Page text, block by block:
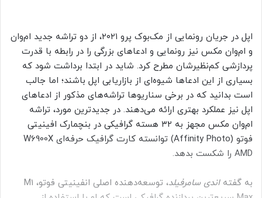
اپل در جریان رونمایی از مک‌بوک پرو ۲۰۲۱، از دو تراشه جدید ام‌وان
و ام‌وان مکس نیز رونمایی و ادعاهای بزرگی را در رابطه با قدرت
پردازشی کم‌نظیرشان مطرح کرد. شاید در ابتدا برداشت شود که
بسیاری از این ادعاها شیوه‌ای از بازاریابی اپل باشند؛ اما جالب
است بدانید که در برخی سناریوها تراشه‌های مذکور از ادعاهای
اپل نیز عملکرد بهتری ارائه می‌دهند. در جدیدترین مورد، تراشه
ام‌وان مکس مجهز به ۳۲ هسته گرافیکی در بنچمارک افینیتی
فوتو (Affinity Photo) توانسته کارت گرافیک حرفه‌ای W6900X
AMD را شکست بدهد.
به گفتهاندی سامرفیلد
، توسعه‌دهنده اصلی انفینیتی فوتو، M1